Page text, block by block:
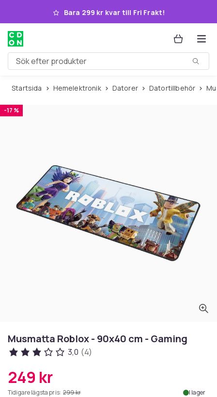
Hoppa till huvudinnehållet
Bara 299 kr kvar till Fri Frakt!
Sök efter produkter
Startsida Hemelektronik Datorer Datortillbehör
-17 %
Musmatta Roblox - 90x40 cm - Gaming
3,0 (4)
249 kr
Tidigare lägsta pris: 299 kr I lager